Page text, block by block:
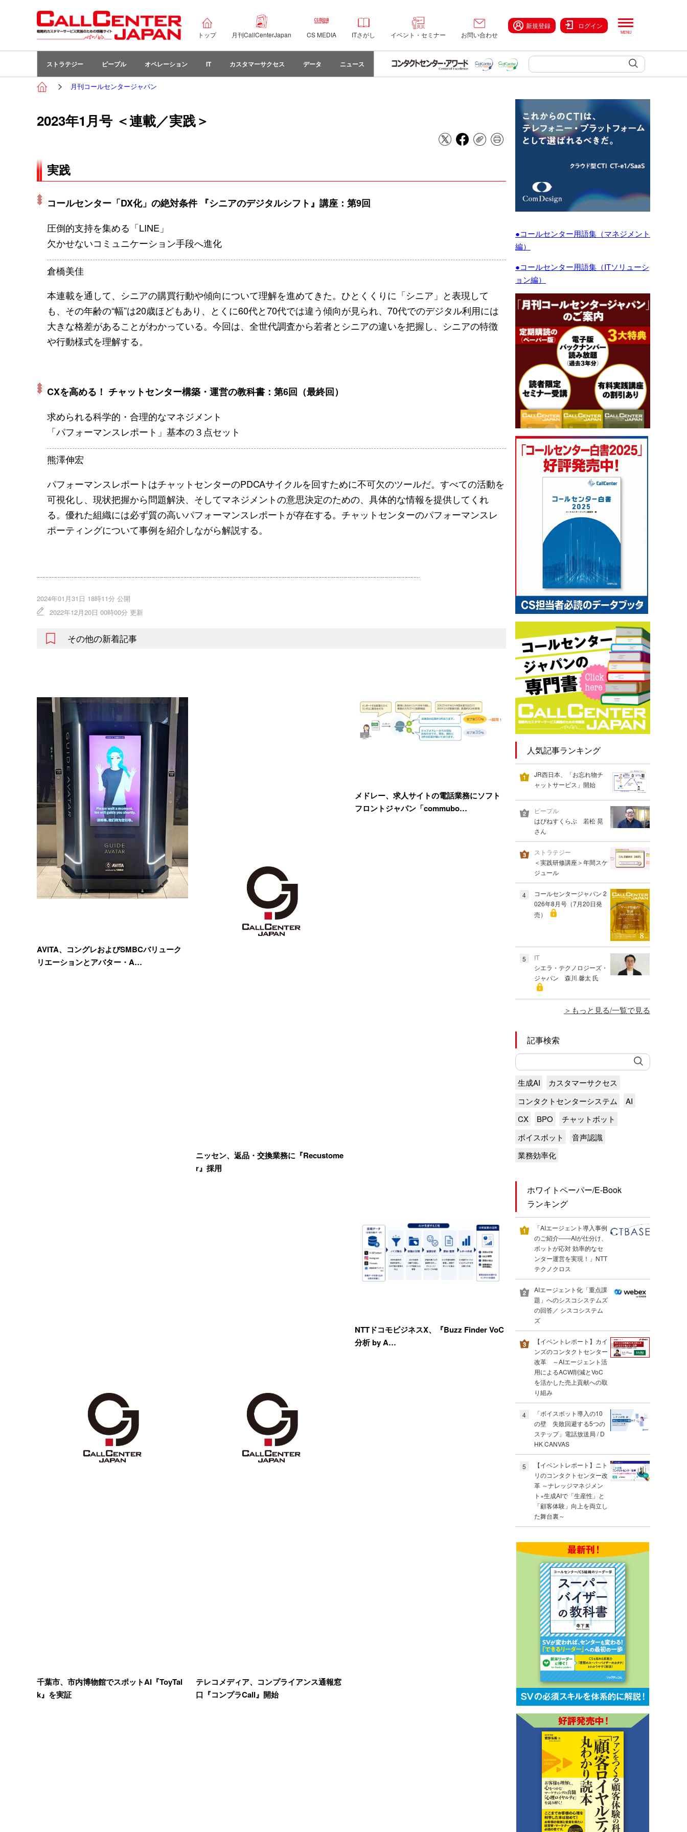
トップ 月刊CallCenterJapan CS MEDIA ITさがし イベント・セミナー お問い合わせ
新規登録 ログイン
ストラテジー ピープル オペレーション IT カスタマーサクセス データ ニュース
月刊コールセンタージャパン
2023年1月号 ＜連載／実践＞
実践
コールセンター「DX化」の絶対条件 『シニアのデジタルシフト』講座：第9回
圧倒的支持を集める「LINE」
欠かせないコミュニケーション手段へ進化
倉橋美佳
本連載を通して、シニアの購買行動や傾向について理解を進めてきた。ひとくくりに「シニア」と表現して
も、その年齢の“幅”は20歳ほどもあり、とくに60代と70代では違う傾向が見られ、70代でのデジタル利用には
大きな格差があることがわかっている。今回は、全世代調査から若者とシニアの違いを把握し、シニアの特徴
や行動様式を理解する。
CXを高める！ チャットセンター構築・運営の教科書：第6回（最終回）
求められる科学的・合理的なマネジメント
「パフォーマンスレポート」基本の３点セット
熊澤伸宏
パフォーマンスレポートはチャットセンターのPDCAサイクルを回すために不可欠のツールだ。すべての活動を
可視化し、現状把握から問題解決、そしてマネジメントの意思決定のための、具体的な情報を提供してくれ
る。優れた組織には必ず質の高いパフォーマンスレポートが存在する。チャットセンターのパフォーマンスレ
ポーティングについて事例を紹介しながら解説する。
2024年01月31日 18時11分 公開
2022年12月20日 00時00分 更新
その他の新着記事
AVITA、コングレおよびSMBCバリューク
リエーションとアバター・A…
ニッセン、返品・交換業務に『Recustome
r』採用
メドレー、求人サイトの電話業務にソフト
フロントジャパン「commubo…
千葉市、市内博物館でスポットAI『ToyTal
k』を実証
テレコメディア、コンプライアンス通報窓
口『コンプラCall』開始
NTTドコモビジネスX、『Buzz Finder VoC
分析 by A…
●コールセンター用語集（マネジメント
編）
●コールセンター用語集（ITソリューシ
ョン編）
人気記事ランキング
JR西日本、「お忘れ物チ
ャットサービス」開始
ピープル
はぴねすくらぶ 若松 晃
さん
ストラテジー
＜実践研修講座＞年間スケ
ジュール
4
コールセンタージャパン 2
026年8月号（7月20日発
売）
5
IT
シエラ・テクノロジーズ・
ジャパン 森川 馨太 氏
もっと見る/一覧で見る
記事検索
生成AI
カスタマーサクセス
コンタクトセンターシステム
AI
CX
BPO
チャットボット
ボイスボット
音声認識
業務効率化
ホワイトペーパー/E-Book
ランキング
「AIエージェント導入事例
のご紹介――AIが仕分け、
ボットが応対 効率的なセ
ンター運営を実現！」NTT
テクノクロス
AIエージェント化「重点課
題」へのシスコシステムズ
の回答／ シスコシステム
ズ
【イベントレポート】カイ
ンズのコンタクトセンター
改革 ～AIエージェント活
用によるACW削減とVoC
を活かした売上貢献への取
り組み
4
「ボイスボット導入の10
の壁 失敗回避する5つの
ステップ」電話放送局 / D
HK CANVAS
5
【イベントレポート】ニト
リのコンタクトセンター改
革 ～ナレッジマネジメン
ト×生成AIで「生産性」と
「顧客体験」向上を両立し
た舞台裏～